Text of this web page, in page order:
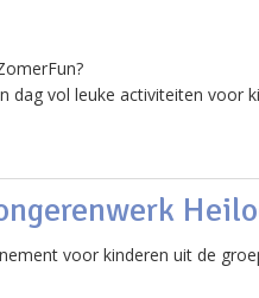
dag vol leuke activiteiten voor
voor kinderen uit de